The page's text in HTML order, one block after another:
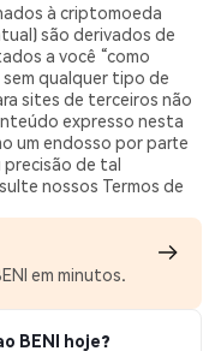
à criptomoeda
são derivados de
a você “como
qualquer tipo de
sites de terceiros não
expresso nesta
um endosso por parte
de tal
nossos Termos de
em minutos.
BENI hoje?